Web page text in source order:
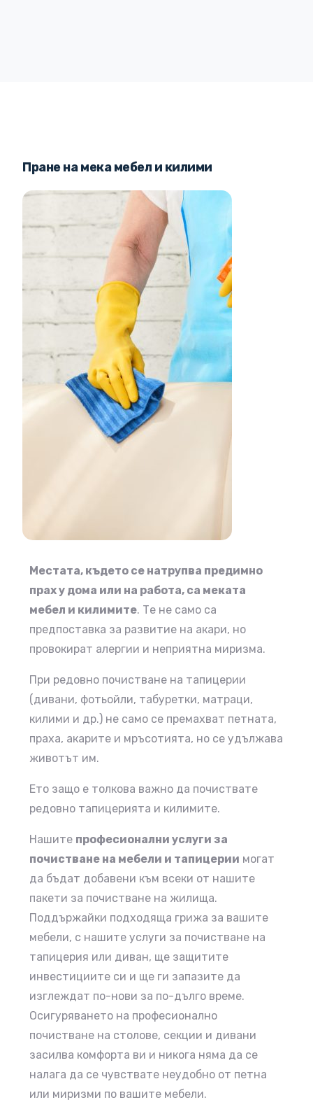
Пране на мека мебел и килими
Местата, където се натрупва предимно
прах у дома или на работа, са меката
мебел и килимите. Те не само са
предпоставка за развитие на акари, но
провокират алергии и неприятна миризма.
При редовно почистване на тапицерии
(дивани, фотьойли, табуретки, матраци,
килими и др.) не само се премахват петната,
праха, акарите и мръсотията, но се удължава
животът им.
Ето защо е толкова важно да почиствате
редовно тапицерията и килимите.
Нашите професионални услуги за
почистване на мебели и тапицерии могат
да бъдат добавени към всеки от нашите
пакети за почистване на жилища.
Поддържайки подходяща грижа за вашите
мебели, с нашите услуги за почистване на
тапицерия или диван, ще защитите
инвестициите си и ще ги запазите да
изглеждат по-нови за по-дълго време.
Осигуряването на професионално
почистване на столове, секции и дивани
засилва комфорта ви и никога няма да се
налага да се чувствате неудобно от петна
или миризми по вашите мебели.